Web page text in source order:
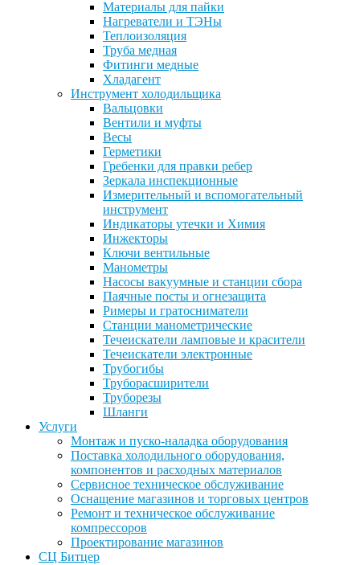
Материалы для пайки
Нагреватели и ТЭНы
Теплоизоляция
Труба медная
Фитинги медные
Хладагент
Инструмент холодильщика
Вальцовки
Вентили и муфты
Весы
Герметики
Гребенки для правки ребер
Зеркала инспекционные
Измерительный и вспомогательный
инструмент
Индикаторы утечки и Химия
Инжекторы
Ключи вентильные
Манометры
Насосы вакуумные и станции сбора
Паячные посты и огнезащита
Римеры и гратосниматели
Станции манометрические
Течеискатели ламповые и красители
Течеискатели электронные
Трубогибы
Труборасширители
Труборезы
Шланги
Услуги
Монтаж и пуско-наладка оборудования
Поставка холодильного оборудования,
компонентов и расходных материалов
Сервисное техническое обслуживание
Оснащение магазинов и торговых центров
Ремонт и техническое обслуживание
компрессоров
Проектирование магазинов
СЦ Битцер